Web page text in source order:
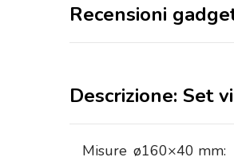
Recensioni
Descrizione: Set
Misure ø160×40 mm: